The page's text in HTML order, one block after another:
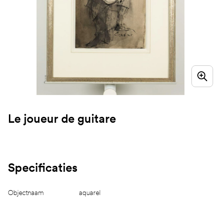
Le joueur de guitare
Specificaties
Objectnaam aquarel